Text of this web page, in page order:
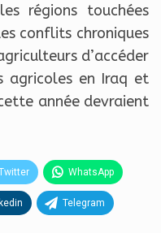
régions touchées
conflits chroniques
d’accéder
agricoles en Iraq et
année devraient
WhatsApp
Telegram